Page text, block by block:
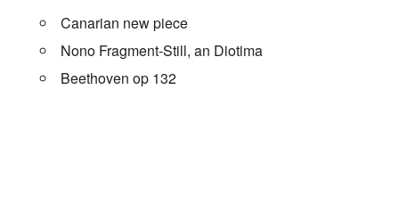
Canarian new piece
Nono Fragment-Still, an Diotima
Beethoven op 132